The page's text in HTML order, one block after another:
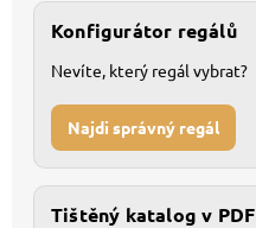
Konfigurátor regálů
Nevíte, který regál vybrat?
Najdi správný regál
Tištěný katalog v PDF